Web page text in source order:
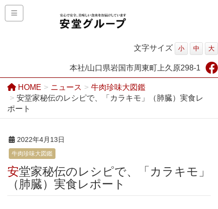
文字サイズ 小 中 大
本社/山口県岩国市周東町上久原298-1
HOME ニュース
牛肉珍味大図鑑
安堂家秘伝のレシピで、「カラキモ」（肺臓）実食レ
ポート
2022年4月13日
牛肉珍味大図鑑
安堂家秘伝のレシピで、「カラキモ」
（肺臓）実食レポート